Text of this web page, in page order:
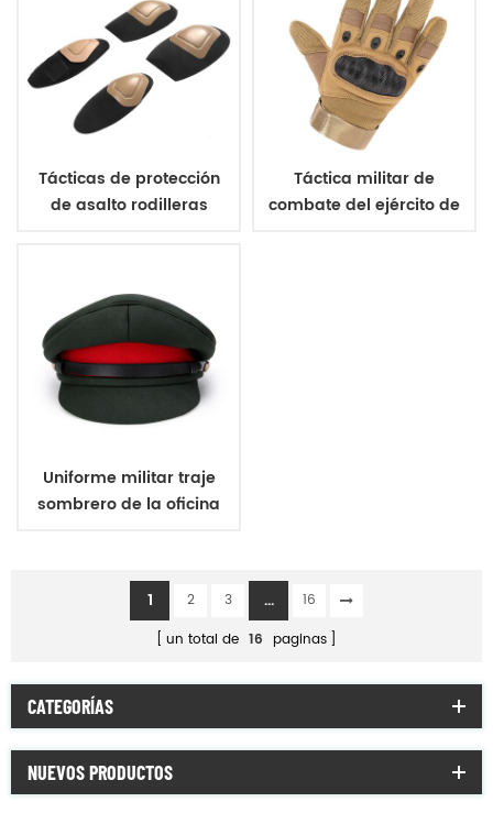
Tácticas de protección
de asalto rodilleras
Táctica militar de
combate del ejército de
Uniforme militar traje
sombrero de la oficina
1 2 3 ...
16
un total de 16 paginas
CATEGORÍAS
NUEVOS PRODUCTOS